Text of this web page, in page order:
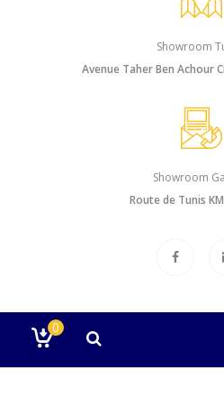
Showroom
Avenue Taher Ben Achour
Showroom
Route de Tunis
0